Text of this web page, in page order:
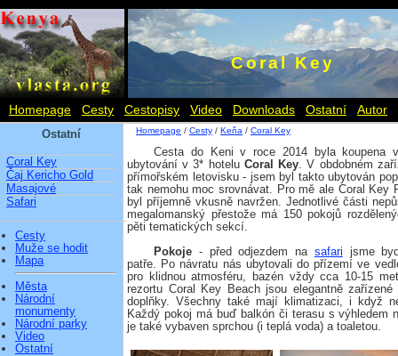
Coral Key
Homepage Cesty Cestopisy Video Downloads Ostatní Autor
Ostatní
Coral Key
Čaj Kericho Gold
Masajové
Safari
Cesty
Muže se hodit
Mapa
Města
Národní
monumenty
Národní parky
Video
Ostatní
Homepage / Cesty / Keňa / Coral Key
Cesta do Keni v roce 2014 byla koupena
ubytování v 3* hotelu Coral Key. V obdobném
přímořském letovisku - jsem byl takto ubytován
tak nemohu moc srovnávat. Pro mě ale Coral Key
byl příjemně vkusně navržen. Jednotlivé části
megalomanský přestože má 150 pokojů
pěti tematických sekcí.
Pokoje - před odjezdem na safari jsme
patře. Po návratu nás ubytovali do přízemí ve
pro klidnou atmosféru, bazén vždy cca 10-15
rezortu Coral Key Beach jsou elegantně
doplňky. Všechny také mají klimatizaci, i když
Každý pokoj má buď balkón či terasu s výhledem
je také vybaven sprchou (i teplá voda) a toaletou.